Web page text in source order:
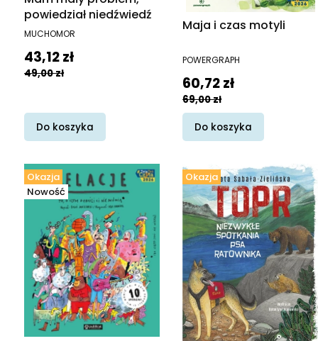
powiedział niedźwiedź
PRODUCENT
MUCHOMOR
Cena promocyjna
43,12 zł
49,00 zł
Do koszyka
Maja i czas motyli
PRODUCENT
POWERGRAPH
Cena promocyjna
60,72 zł
69,00 zł
Do koszyka
Okazja
Nowość
Okazja